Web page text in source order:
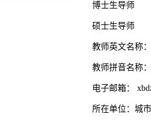
博士生导师
硕士生导师
教师英文名称
教师拼音名称
电子邮箱：
所在单位：城